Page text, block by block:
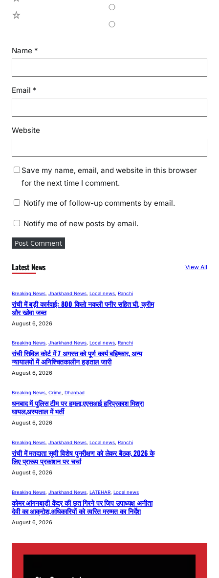
Name *
Email *
Website
Save my name, email, and website in this browser
for the next time I comment.
Notify me of follow-up comments by email.
Notify me of new posts by email.
Latest News View All
Breaking News Jharkhand News Local news Ranchi
रांची में बड़ी कार्रवाई: 800 किलो नकली पनीर सहित घी, क्रीम
और खोवा जब्त
August 6, 2026
Breaking News, Jharkhand News, Local news, Ranchi
रांची सिविल कोर्ट में 7 अगस्त को पूर्ण कार्य बहिष्कार, अन्य
न्यायालयों में अनिश्चितकालीन हड़ताल जारी
August 6, 2026
Breaking News Crime Dhanbad
धनबाद में पुलिस टीम पर हमला,एएसआई हरिप्रकाश मिश्रा
घायल,अस्पताल में भर्ती
August 6, 2026
Breaking News Jharkhand News Local news Ranchi
रांची में मतदाता सूची विशेष पुनरीक्षण को लेकर बैठक, 2026 के
लिए प्रारूप प्रकाशन पर चर्चा
August 6, 2026
Breaking News Jharkhand News LATEHAR Local news
कोमर आंगनबाड़ी केंद्र की छत गिरने पर जिप उपाध्यक्ष अनीता
देवी का आक्रोश,अधिकारियों को त्वरित मरम्मत का निर्देश
August 6, 2026